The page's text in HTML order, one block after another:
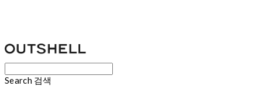
Search 검색